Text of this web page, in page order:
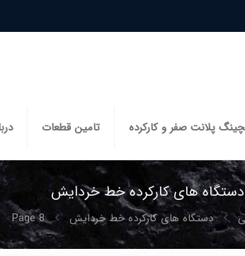
پلانت صفر و کارکرده تامین قطعات
دستگاه های کارکرده خط خردایش
دستگاه های کارکرده خط خردایش Page 8